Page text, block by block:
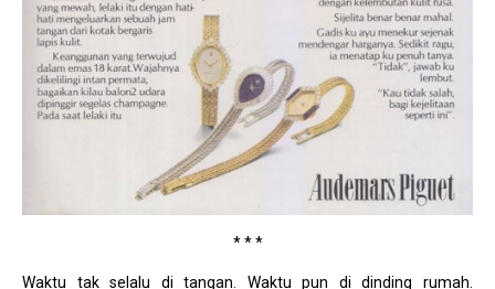
* * *
Waktu tak selalu di tangan. Waktu pun di dinding rumah.